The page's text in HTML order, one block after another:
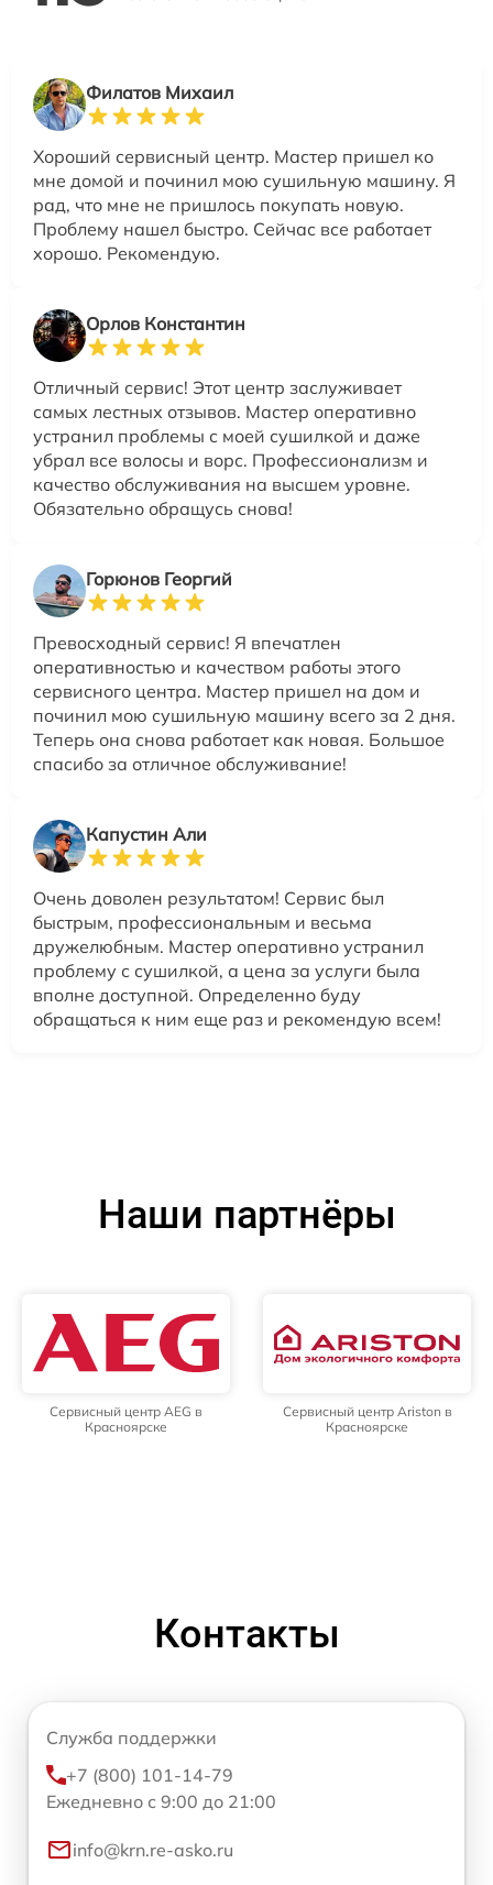
Филатов Михаил
Хороший сервисный центр. Мастер пришел ко
мне домой и починил мою сушильную машину. Я
рад, что мне не пришлось покупать новую.
Проблему нашел быстро. Сейчас все работает
хорошо. Рекомендую.
Орлов Константин
Отличный сервис! Этот центр заслуживает
самых лестных отзывов. Мастер оперативно
устранил проблемы с моей сушилкой и даже
убрал все волосы и ворс. Профессионализм и
качество обслуживания на высшем уровне.
Обязательно обращусь снова!
Горюнов Георгий
Превосходный сервис! Я впечатлен
оперативностью и качеством работы этого
сервисного центра. Мастер пришел на дом и
починил мою сушильную машину всего за 2 дня.
Теперь она снова работает как новая. Большое
спасибо за отличное обслуживание!
Капустин Али
Очень доволен результатом! Сервис был
быстрым, профессиональным и весьма
дружелюбным. Мастер оперативно устранил
проблему с сушилкой, а цена за услуги была
вполне доступной. Определенно буду
обращаться к ним еще раз и рекомендую всем!
Наши партнёры
Сервисный центр AEG в
Красноярске
Сервисный центр Ariston в
Красноярске
Контакты
Служба поддержки
+7 (800) 101-14-79
Ежедневно с 9:00 до 21:00
info@krn.re-asko.ru